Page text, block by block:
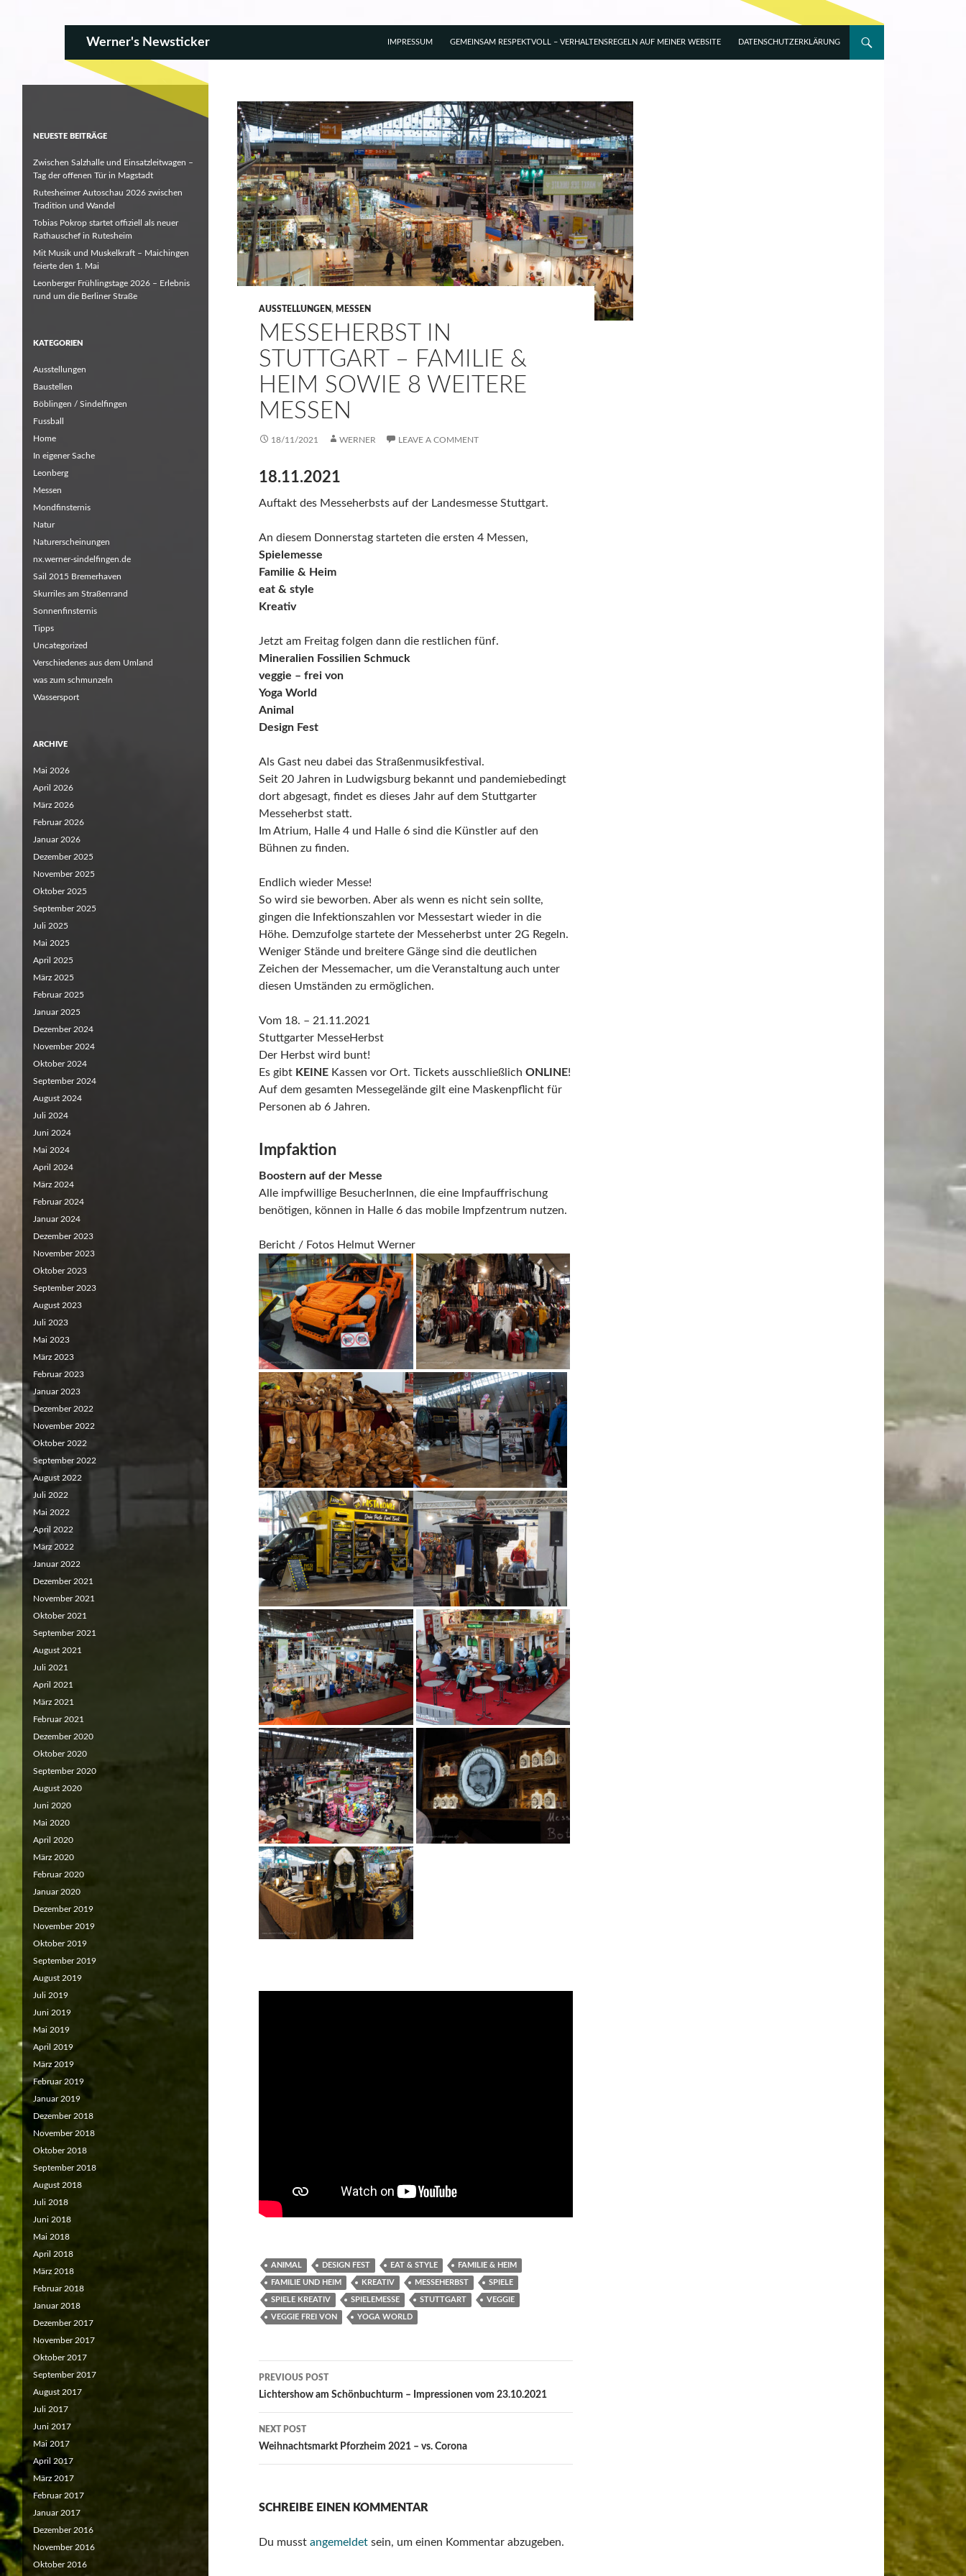
Werner's Newsticker
DATENSCHUTZERKLÄRUNG
GEMEINSAM RESPEKTVOLL – VERHALTENSREGELN AUF MEINER WEBSITE
IMPRESSUM
AUSSTELLUNGEN, MESSEN
MESSEHERBST IN
STUTTGART – FAMILIE &
HEIM SOWIE 8 WEITERE
MESSEN
18/11/2021 WERNER LEAVE A COMMENT
18.11.2021
Auftakt des Messeherbsts auf der Landesmesse Stuttgart.
An diesem Donnerstag starteten die ersten 4 Messen,
Spielemesse
Familie & Heim
eat & style
Kreativ
Jetzt am Freitag folgen dann die restlichen fünf.
Mineralien Fossilien Schmuck
veggie – frei von
Yoga World
Animal
Design Fest
Als Gast neu dabei das Straßenmusikfestival.
Seit 20 Jahren in Ludwigsburg bekannt und pandemiebedingt
dort abgesagt, findet es dieses Jahr auf dem Stuttgarter
Messeherbst statt.
Im Atrium, Halle 4 und Halle 6 sind die Künstler auf den
Bühnen zu finden.
Endlich wieder Messe!
So wird sie beworben. Aber als wenn es nicht sein sollte,
gingen die Infektionszahlen vor Messestart wieder in die
Höhe. Demzufolge startete der Messeherbst unter 2G Regeln.
Weniger Stände und breitere Gänge sind die deutlichen
Zeichen der Messemacher, um die Veranstaltung auch unter
diesen Umständen zu ermöglichen.
Vom 18. – 21.11.2021
Stuttgarter MesseHerbst
Der Herbst wird bunt!
Es gibt KEINE Kassen vor Ort. Tickets ausschließlich ONLINE!
Auf dem gesamten Messegelände gilt eine Maskenpflicht für
Personen ab 6 Jahren.
Impfaktion
Boostern auf der Messe
Alle impfwillige BesucherInnen, die eine Impfauffrischung
benötigen, können in Halle 6 das mobile Impfzentrum nutzen.
Bericht / Fotos Helmut Werner
ANIMAL DESIGN FEST EAT & STYLE FAMILIE & HEIM
FAMILIE UND HEIM KREATIV MESSEHERBST SPIELE
SPIELE KREATIV SPIELEMESSE STUTTGART VEGGIE
VEGGIE FREI VON YOGA WORLD
Post
navigation
PREVIOUS POST
Lichtershow am Schönbuchturm – Impressionen vom 23.10.2021
NEXT POST
Weihnachtsmarkt Pforzheim 2021 – vs. Corona
SCHREIBE EINEN KOMMENTAR
Du musst angemeldet sein, um einen Kommentar abzugeben.
NEUESTE BEITRÄGE
Zwischen Salzhalle und Einsatzleitwagen –
Tag der offenen Tür in Magstadt
Rutesheimer Autoschau 2026 zwischen
Tradition und Wandel
Tobias Pokrop startet offiziell als neuer
Rathauschef in Rutesheim
Mit Musik und Muskelkraft – Maichingen
feierte den 1. Mai
Leonberger Frühlingstage 2026 – Erlebnis
rund um die Berliner Straße
KATEGORIEN
Ausstellungen
Baustellen
Böblingen / Sindelfingen
Fussball
Home
In eigener Sache
Leonberg
Messen
Mondfinsternis
Natur
Naturerscheinungen
nx.werner-sindelfingen.de
Sail 2015 Bremerhaven
Skurriles am Straßenrand
Sonnenfinsternis
Tipps
Uncategorized
Verschiedenes aus dem Umland
was zum schmunzeln
Wassersport
ARCHIVE
Mai 2026
April 2026
März 2026
Februar 2026
Januar 2026
Dezember 2025
November 2025
Oktober 2025
September 2025
Juli 2025
Mai 2025
April 2025
März 2025
Februar 2025
Januar 2025
Dezember 2024
November 2024
Oktober 2024
September 2024
August 2024
Juli 2024
Juni 2024
Mai 2024
April 2024
März 2024
Februar 2024
Januar 2024
Dezember 2023
November 2023
Oktober 2023
September 2023
August 2023
Juli 2023
Mai 2023
März 2023
Februar 2023
Januar 2023
Dezember 2022
November 2022
Oktober 2022
September 2022
August 2022
Juli 2022
Mai 2022
April 2022
März 2022
Januar 2022
Dezember 2021
November 2021
Oktober 2021
September 2021
August 2021
Juli 2021
April 2021
März 2021
Februar 2021
Dezember 2020
Oktober 2020
September 2020
August 2020
Juni 2020
Mai 2020
April 2020
März 2020
Februar 2020
Januar 2020
Dezember 2019
November 2019
Oktober 2019
September 2019
August 2019
Juli 2019
Juni 2019
Mai 2019
April 2019
März 2019
Februar 2019
Januar 2019
Dezember 2018
November 2018
Oktober 2018
September 2018
August 2018
Juli 2018
Juni 2018
Mai 2018
April 2018
März 2018
Februar 2018
Januar 2018
Dezember 2017
November 2017
Oktober 2017
September 2017
August 2017
Juli 2017
Juni 2017
Mai 2017
April 2017
März 2017
Februar 2017
Januar 2017
Dezember 2016
November 2016
Oktober 2016